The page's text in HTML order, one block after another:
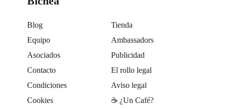
Blog
Tienda
Equipo
Ambassadors
Asociados
Publicidad
Contacto
El rollo legal
Condiciones
Aviso legal
Cookies
☕️ ¿Un Café?